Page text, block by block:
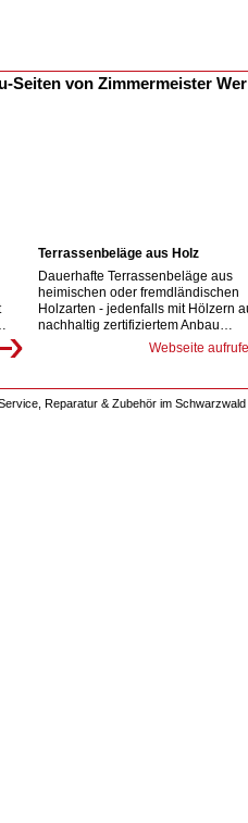
Seiten von Zimmermeister
Terrassenbeläge aus Holz
Dauerhafte Terrassenbeläge aus
heimischen oder fremdländischen
Holzarten - jedenfalls mit Hölzern
nachhaltig zertifiziertem Anbau…
Webseite
Reparatur & Zubehör im